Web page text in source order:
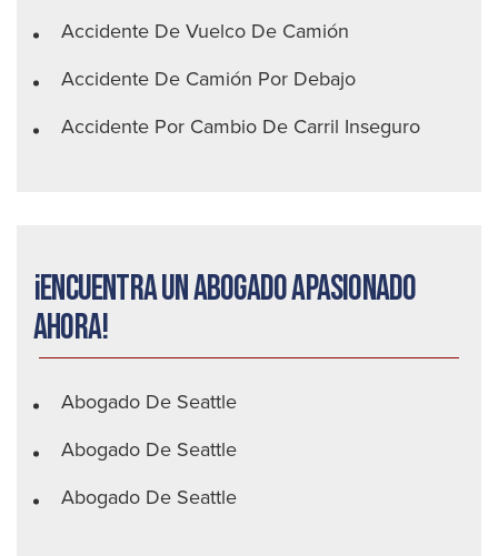
Accidente De Vuelco De Camión
Accidente De Camión Por Debajo
Accidente Por Cambio De Carril Inseguro
¡Encuentra un abogado apasionado
ahora!
Abogado De Seattle
Abogado De Seattle
Abogado De Seattle